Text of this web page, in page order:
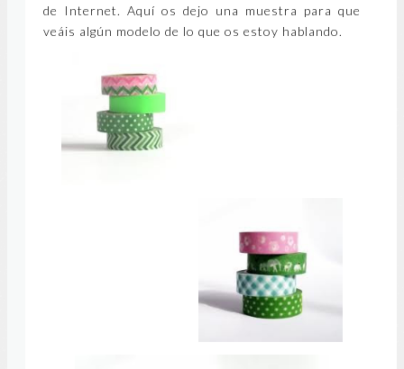
de Internet. Aquí os dejo una muestra para que
veáis algún modelo de lo que os estoy hablando.